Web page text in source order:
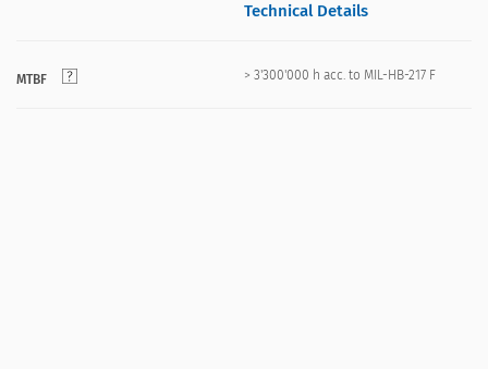
Technical Details
MTBF > 3'300'000 h acc. to MIL-HB-217 F